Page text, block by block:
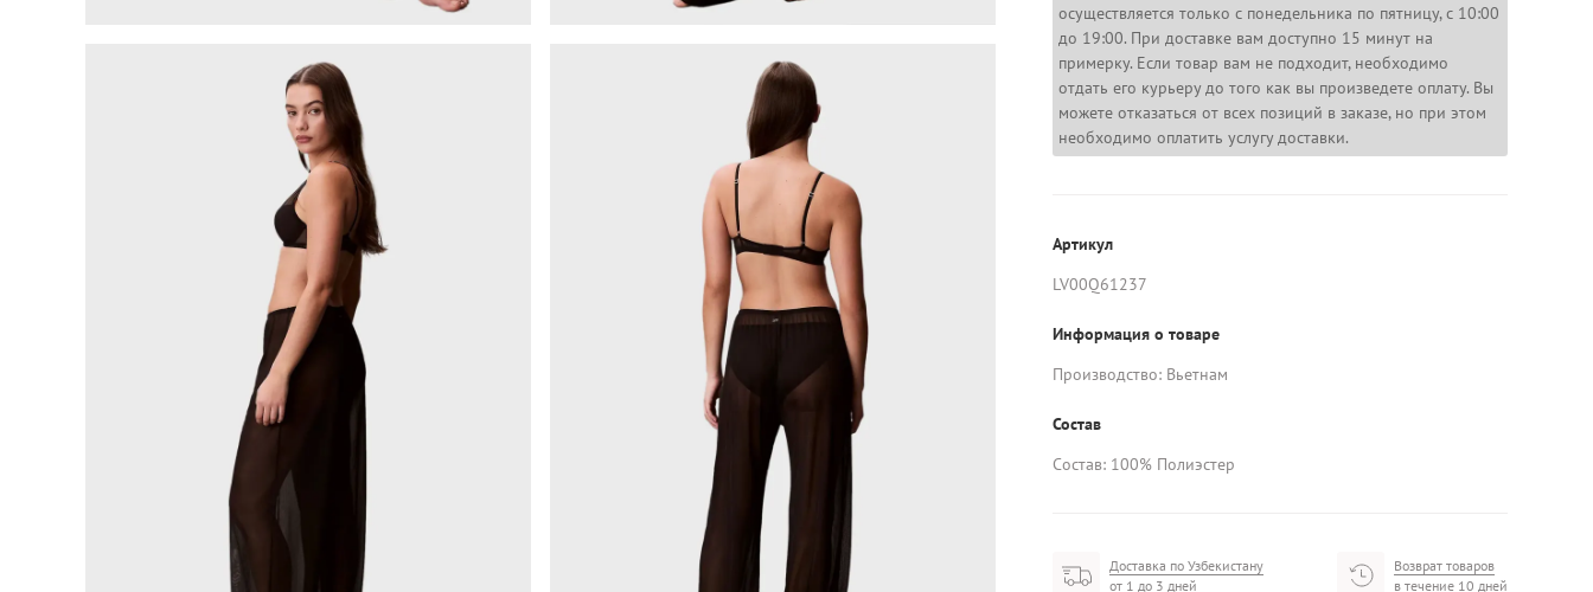
осуществляется только с понедельника по пятницу, с 10:00
до 19:00. При доставке вам доступно 15 минут на
примерку. Если товар вам не подходит, необходимо
отдать его курьеру до того как вы произведете оплату. Вы
можете отказаться от всех позиций в заказе, но при этом
необходимо оплатить услугу доставки.
Артикул
LV00Q61237
Информация о товаре
Производство: Вьетнам
Состав
Состав: 100% Полиэстер
Доставка по Узбекистану
от 1 до 3 дней
Возврат товаров
в течение 10 дней